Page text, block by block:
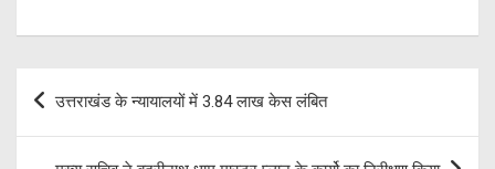
ce
o
o
e
gr
a
m
tt
er
at
A
p
ar
Post
navigation
उत्तराखंड के न्यायालयों में 3.84 लाख केस लंबित